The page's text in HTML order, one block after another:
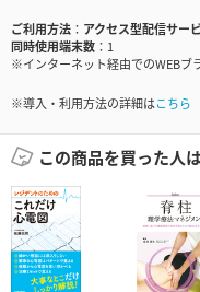
ご利用方法
アクセス型配信サー
同時使用端末数
1
※インターネット経由でのWEBブ
※導入・利用方法の詳細はこちら
この商品を買った人